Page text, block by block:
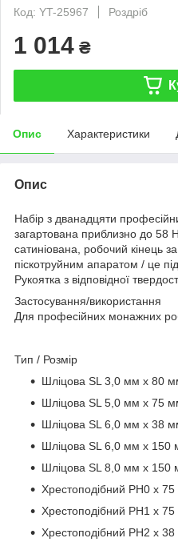
Код: YT-25967
Роздріб
1 014 ₴
Опис Характеристики
Опис
Набір з дванадцяти
загартована приблизно до 58
сатиніована, робочий кінець
піскотруйним апаратом / це
Рукоятка з відповідної
Застосування/використання
Для професійних монажних
Тип / Розмір
Шліцова SL 3,0 мм x 80
Шліцова SL 5,0 мм x 75
Шліцова SL 6,0 мм х 38
Шліцова SL 6,0 мм х 150
Шліцова SL 8,0 мм х 150
Хрестоподібний PH0 х
Хрестоподібний PH1 х
Хрестоподібний PH2 х